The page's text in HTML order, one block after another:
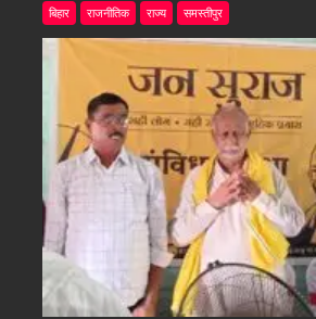
बिहार राजनीतिक राज्य समस्तीपुर